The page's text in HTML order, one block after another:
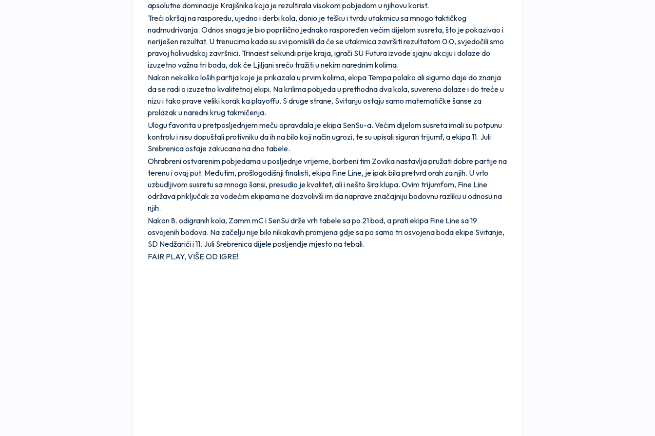
apsolutne dominacije Krajišnika koja je rezultirala visokom pobjedom u njihovu korist.
Treći okršaj na rasporedu, ujedno i derbi kola, donio je tešku i tvrdu utakmicu sa mnogo taktičkog
nadmudrivanja. Odnos snaga je bio poprilično jednako raspoređen većim dijelom susreta, što je pokazivao i
neriješen rezultat. U trenucima kada su svi pomislili da će se utakmica završiti rezultatom 0:0, svjedočili smo
pravoj holivudskoj završnici. Trinaest sekundi prije kraja, igrači SU Futura izvode sjajnu akciju i dolaze do
izuzetno važna tri boda, dok će Ljiljani sreću tražiti u nekim narednim kolima.
Nakon nekoliko loših partija koje je prikazala u prvim kolima, ekipa Tempa polako ali sigurno daje do znanja
da se radi o izuzetno kvalitetnoj ekipi. Na krilima pobjeda u prethodna dva kola, suvereno dolaze i do treće u
nizu i tako prave veliki korak ka playoffu. S druge strane, Svitanju ostaju samo matematičke šanse za
prolazak u naredni krug takmičenja.
Ulogu favorita u pretposljednjem meču opravdala je ekipa SenSu-a. Većim dijelom susreta imali su potpunu
kontrolu i nisu dopuštali protivniku da ih na bilo koji način ugrozi, te su upisali siguran trijumf, aekipa 11. Juli
Srebrenica ostaje zakucana na dno tabele.
Ohrabreni ostvarenim pobjedama u posljednje vrijeme, borbeni tim Zovika nastavlja pružati dobre partije na
terenu i ovaj put. Međutim, prošlogodišnji finalisti, ekipa Fine Line, je ipak bila pretvrd orah za njih. U vrlo
uzbudljivom susretu sa mnogo šansi, presudio je kvalitet, ali i nešto šira klupa. Ovim trijumfom, Fine Line
održava priključak za vodećim ekipama ne dozvolivši im da naprave značajniju bodovnu razliku u odnosu na
njih.
Nakon 8. odigranih kola, Zamm mC i SenSu drže vrh tabele sa po 21 bod, a prati ekipa Fine Line sa 19
osvojenih bodova. Na začelju nije bilo nikakavih promjena gdje sa po samo tri osvojena boda ekipe Svitanje,
SD Nedžarići i 11. Juli Srebrenica dijele posljendje mjesto na tebali.
FAIR PLAY, VIŠE OD IGRE!